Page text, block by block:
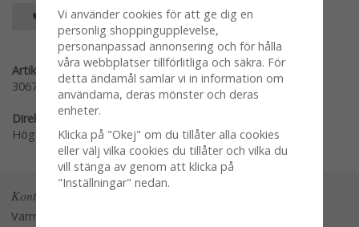
SPARA SOM FAVORIT
Artikelnummer:
30679-00
Direktlänk:
Högerklicka och kopiera adressen
Kontakta oss
Varmt välkommen att kontakta vår
Vi använder cookies för att ge dig en
personlig shoppingupplevelse,
personanpassad annonsering och för hålla
våra webbplatser tillförlitliga och säkra. För
detta ändamål samlar vi in information om
användarna, deras mönster och deras
enheter.
Klicka på "Okej" om du tillåter alla cookies
eller välj vilka cookies du tillåter och vilka du
vill stänga av genom att klicka på
"Inställningar" nedan.